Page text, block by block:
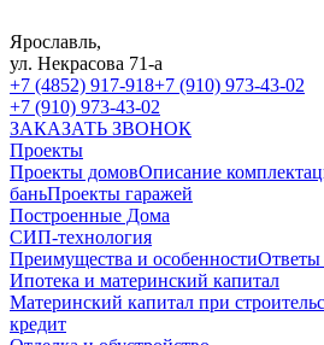
Ярославль,
ул. Некрасова 71-а
+7 (4852) 917-918+7 (910) 973-43-02
+7 (910) 973-43-02
ЗАКАЗАТЬ ЗВОНОК
Проекты
Проекты домовОписание
баньПроекты гаражей
Построенные Дома
СИП-технология
Преимущества и особенностиОтветы
Ипотека и материнский капитал
Материнский капитал при
кредит